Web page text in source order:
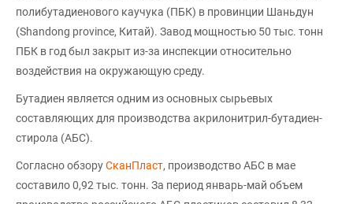
полибутадиенового каучука (ПБК) в провинции Шаньдун
(Shandong province, Китай). Завод мощностью 50 тыс. тонн
ПБК в год был закрыт из-за инспекции относительно
воздействия на окружающую среду.
Бутадиен является одним из основных сырьевых
составляющих для производства акрилонитрил-бутадиен-
стирола (АБС).
Согласно обзоруСканПласт, производство АБС в мае
составило 0,92 тыс. тонн. За период январь-май объем